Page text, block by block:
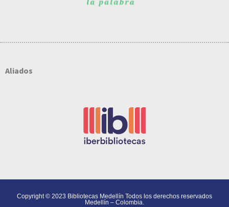
Aliados
Copyright © 2023 Bibliotecas Medellín Todos los derechos reservados
Medellín – Colombia.